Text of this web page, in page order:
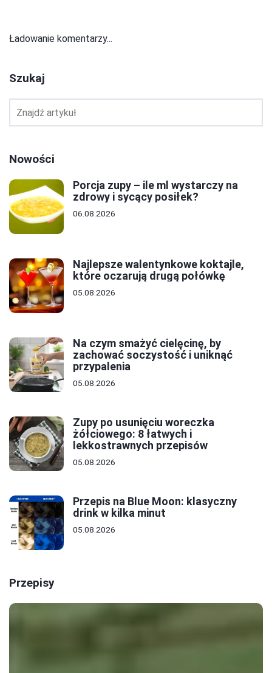
Ładowanie komentarzy...
Szukaj
Nowości
Porcja zupy – ile ml wystarczy na
zdrowy i sycący posiłek?
06.08.2026
Najlepsze walentynkowe koktajle,
które oczarują drugą połówkę
05.08.2026
Na czym smażyć cielęcinę, by
zachować soczystość i uniknąć
przypalenia
05.08.2026
Zupy po usunięciu woreczka
żółciowego: 8 łatwych i
lekkostrawnych przepisów
05.08.2026
Przepis na Blue Moon: klasyczny
drink w kilka minut
05.08.2026
Przepisy